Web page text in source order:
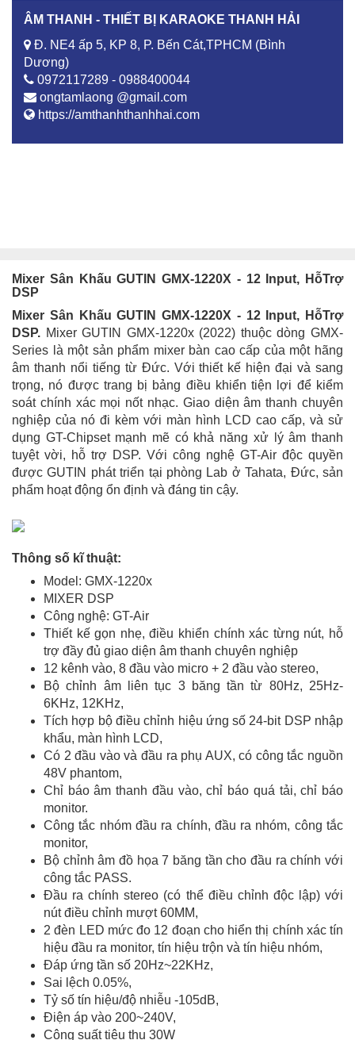
ÂM THANH - THIẾT BỊ KARAOKE THANH HẢI
Đ. NE4 ấp 5, KP 8, P. Bến Cát,TPHCM (Bình
Dương)
0972117289 - 0988400044
ongtamlaong @gmail.com
https://amthanhthanhhai.com
Mixer Sân Khấu GUTIN GMX-1220X - 12 Input, HỗTrợ
DSP
Mixer Sân Khấu GUTIN GMX-1220X - 12 Input, HỗTrợ
DSP. Mixer GUTIN GMX-1220x (2022) thuộc dòng GMX-
Series là một sản phẩm mixer bàn cao cấp của một hãng
âm thanh nổi tiếng từ Đức. Với thiết kế hiện đại và sang
trọng, nó được trang bị bảng điều khiển tiện lợi để kiểm
soát chính xác mọi nốt nhạc. Giao diện âm thanh chuyên
nghiệp của nó đi kèm với màn hình LCD cao cấp, và sử
dụng GT-Chipset mạnh mẽ có khả năng xử lý âm thanh
tuyệt vời, hỗ trợ DSP. Với công nghệ GT-Air độc quyền
được GUTIN phát triển tại phòng Lab ở Tahata, Đức, sản
phẩm hoạt động ổn định và đáng tin cậy.
Thông số kĩ thuật:
Model: GMX-1220x
MIXER DSP
Công nghệ: GT-Air
Thiết kế gọn nhẹ, điều khiển chính xác từng nút, hỗ
trợ đầy đủ giao diện âm thanh chuyên nghiệp
12 kênh vào, 8 đầu vào micro + 2 đầu vào stereo,
Bộ chỉnh âm liên tục 3 băng tần từ 80Hz, 25Hz-
6KHz, 12KHz,
Tích hợp bộ điều chỉnh hiệu ứng số 24-bit DSP nhập
khẩu, màn hình LCD,
Có 2 đầu vào và đầu ra phụ AUX, có công tắc nguồn
48V phantom,
Chỉ báo âm thanh đầu vào, chỉ báo quá tải, chỉ báo
monitor.
Công tắc nhóm đầu ra chính, đầu ra nhóm, công tắc
monitor,
Bộ chỉnh âm đồ họa 7 băng tần cho đầu ra chính với
công tắc PASS.
Đầu ra chính stereo (có thể điều chỉnh độc lập) với
nút điều chỉnh mượt 60MM,
2 đèn LED mức đo 12 đoạn cho hiển thị chính xác tín
hiệu đầu ra monitor, tín hiệu trộn và tín hiệu nhóm,
Đáp ứng tần số 20Hz~22KHz,
Sai lệch 0.05%,
Tỷ số tín hiệu/độ nhiễu -105dB,
Điện áp vào 200~240V,
Công suất tiêu thụ 30W